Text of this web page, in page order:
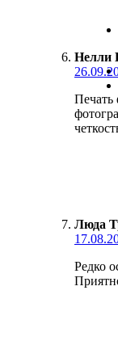
Нелли
Печать
Люда
Редко